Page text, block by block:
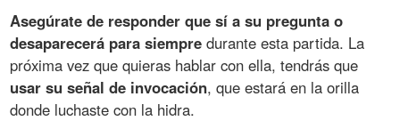
Asegúrate de responder que sí a su pregunta o
desaparecerá para siempre durante esta partida. La
próxima vez que quieras hablar con ella, tendrás que
usar su señal de invocación, que estará en la orilla
donde luchaste con la hidra.